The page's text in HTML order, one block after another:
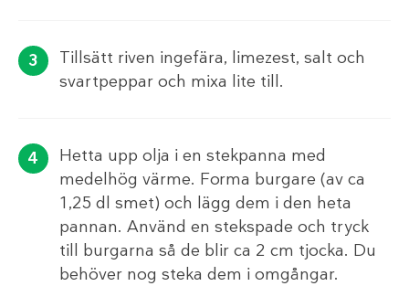
Tillsätt riven ingefära, limezest, salt och
svartpeppar och mixa lite till.
Hetta upp olja i en stekpanna med
medelhög värme. Forma burgare (av ca
1,25 dl smet) och lägg dem i den heta
pannan. Använd en stekspade och tryck
till burgarna så de blir ca 2 cm tjocka. Du
behöver nog steka dem i omgångar.